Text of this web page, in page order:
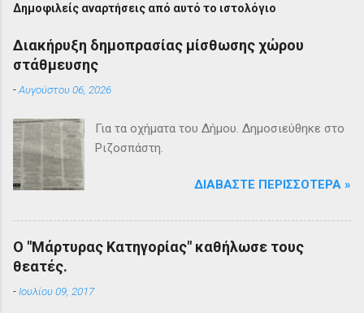
Δημοφιλείς αναρτήσεις από αυτό το ιστολόγιο
Διακήρυξη δημοπρασίας μίσθωσης χώρου
στάθμευσης
-Αυγούστου 06, 2026
Για τα οχήματα του Δήμου. Δημοσιεύθηκε στο
Ριζοσπάστη.
ΔΙΑΒΆΣΤΕ ΠΕΡΙΣΣΌΤΕΡΑ »
Ο "Μάρτυρας Κατηγορίας" καθήλωσε τους
θεατές.
-Ιουλίου 09, 2017